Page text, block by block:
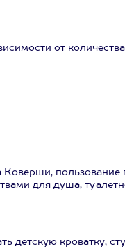
от
пользование
для душа,
детскую кроватку,